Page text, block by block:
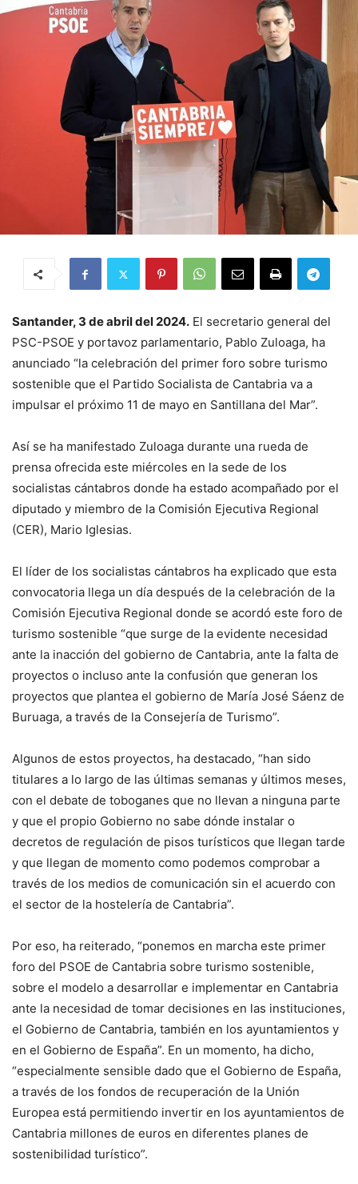
Santander, 3 de abril del 2024. El secretario general del
PSC-PSOE y portavoz parlamentario, Pablo Zuloaga, ha
anunciado “la celebración del primer foro sobre turismo
sostenible que el Partido Socialista de Cantabria va a
impulsar el próximo 11 de mayo en Santillana del Mar”.
Así se ha manifestado Zuloaga durante una rueda de
prensa ofrecida este miércoles en la sede de los
socialistas cántabros donde ha estado acompañado por el
diputado y miembro de la Comisión Ejecutiva Regional
(CER), Mario Iglesias.
El líder de los socialistas cántabros ha explicado que esta
convocatoria llega un día después de la celebración de la
Comisión Ejecutiva Regional donde se acordó este foro de
turismo sostenible “que surge de la evidente necesidad
ante la inacción del gobierno de Cantabria, ante la falta de
proyectos o incluso ante la confusión que generan los
proyectos que plantea el gobierno de María José Sáenz de
Buruaga, a través de la Consejería de Turismo”.
Algunos de estos proyectos, ha destacado, “han sido
titulares a lo largo de las últimas semanas y últimos meses,
con el debate de toboganes que no llevan a ninguna parte
y que el propio Gobierno no sabe dónde instalar o
decretos de regulación de pisos turísticos que llegan tarde
y que llegan de momento como podemos comprobar a
través de los medios de comunicación sin el acuerdo con
el sector de la hostelería de Cantabria”.
Por eso, ha reiterado, “ponemos en marcha este primer
foro del PSOE de Cantabria sobre turismo sostenible,
sobre el modelo a desarrollar e implementar en Cantabria
ante la necesidad de tomar decisiones en las instituciones,
el Gobierno de Cantabria, también en los ayuntamientos y
en el Gobierno de España”. En un momento, ha dicho,
“especialmente sensible dado que el Gobierno de España,
a través de los fondos de recuperación de la Unión
Europea está permitiendo invertir en los ayuntamientos de
Cantabria millones de euros en diferentes planes de
sostenibilidad turístico”.